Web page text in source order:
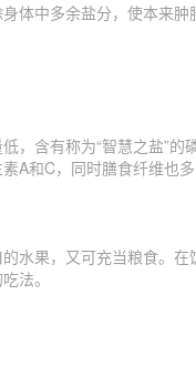
体中多余盐分，使本来肿
，含有称为“智慧之盐”的
A和C，同时膳食纤维也
水果，又可充当粮食。
法。